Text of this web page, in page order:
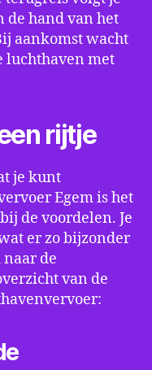
de hand van het
aankomst wacht
luchthaven met
rijtje
je kunt
Egem is het
de voordelen. Je
er zo bijzonder
de
van de